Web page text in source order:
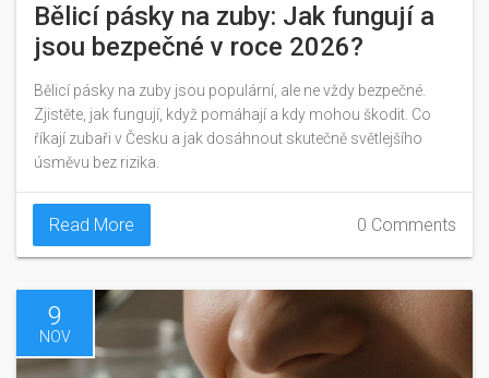
Bělicí pásky na zuby: Jak fungují a
jsou bezpečné v roce 2026?
Bělicí pásky na zuby jsou populární, ale ne vždy bezpečné.
Zjistěte, jak fungují, když pomáhají a kdy mohou škodit. Co
říkají zubaři v Česku a jak dosáhnout skutečně světlejšího
úsměvu bez rizika.
Read More 0 Comments
9
NOV